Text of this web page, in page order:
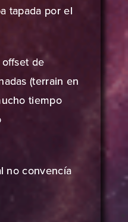
tapada por el
de
(terrain en
tiempo
no convencía